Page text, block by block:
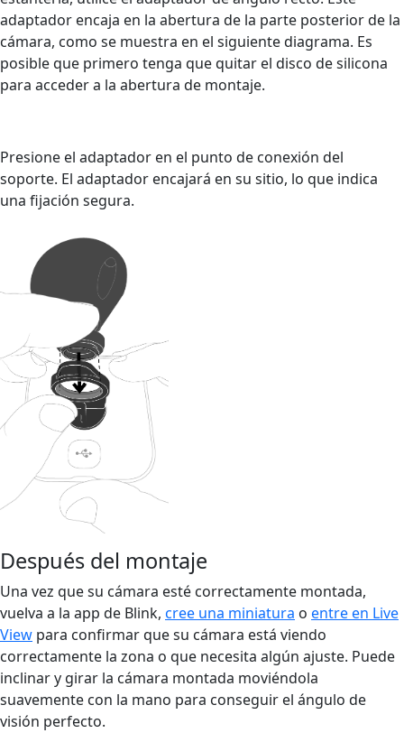
adaptador encaja en la abertura de la parte posterior de la
cámara, como se muestra en el siguiente diagrama. Es
posible que primero tenga que quitar el disco de silicona
para acceder a la abertura de montaje.
Presione el adaptador en el punto de conexión del
soporte. El adaptador encajará en su sitio, lo que indica
una fijación segura.
Después del montaje
Una vez que su cámara esté correctamente montada,
vuelva a la app de Blink, cree una miniatura o entre en Live
View para confirmar que su cámara está viendo
correctamente la zona o que necesita algún ajuste. Puede
inclinar y girar la cámara montada moviéndola
suavemente con la mano para conseguir el ángulo de
visión perfecto.